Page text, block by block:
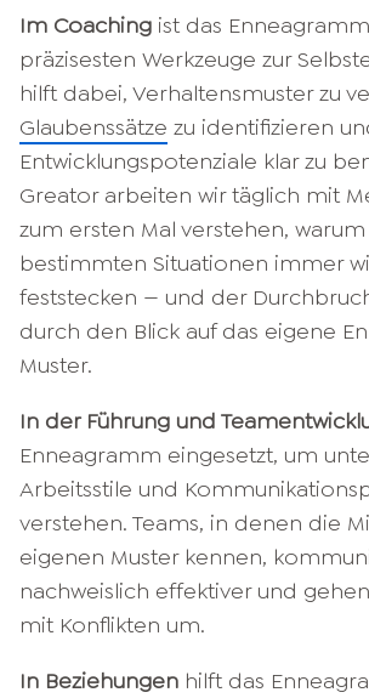
Im Coaching ist das
präzisesten Werkzeuge zur
hilft dabei, Verhaltensmuster zu
Glaubenssätze zu identifizieren
Entwicklungspotenziale klar zu
Greator arbeiten wir täglich mit
zum ersten Mal verstehen, warum
bestimmten Situationen immer
feststecken — und der
durch den Blick auf das eigene
Muster.
In der Führung und
Enneagramm eingesetzt, um
Arbeitsstile und
verstehen. Teams, in denen die
eigenen Muster kennen,
nachweislich effektiver und
mit Konflikten um.
In Beziehungen hilft das